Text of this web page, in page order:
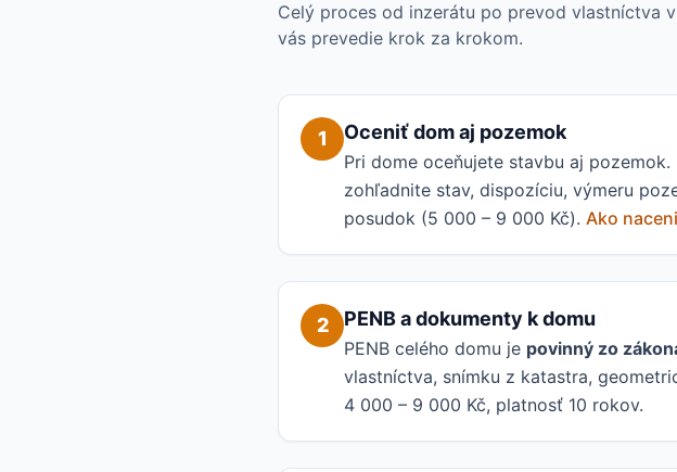
Celý proces od inzerátu po prevod vlastníctva
vás prevedie krok za krokom.
1 Oceniť dom aj pozemok
Pri dome oceňujete stavbu aj
zohľadnite stav, dispozíciu, výmeru
posudok (5 000 – 9 000 Kč). Ako
2 PENB a dokumenty k domu
PENB celého domu je povinný zo
vlastníctva, snímku z katastra,
4 000 – 9 000 Kč, platnosť 10 rokov.